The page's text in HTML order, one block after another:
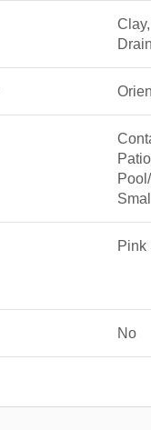
Pink
No